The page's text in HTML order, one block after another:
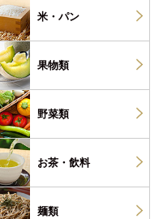
米・パン
果物類
野菜類
お茶・ 飲料
麺類